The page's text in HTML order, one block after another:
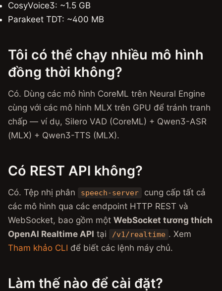
CosyVoice3: ~1.5 GB
Parakeet TDT: ~400 MB
Tôi có thể chạy nhiều mô hình
đồng thời không?
Có. Dùng các mô hình CoreML trên Neural Engine
cùng với các mô hình MLX trên GPU để tránh tranh
chấp — ví dụ, Silero VAD (CoreML) + Qwen3-ASR
(MLX) + Qwen3-TTS (MLX).
Có REST API không?
Có. Tệp nhị phân speech-server
cung cấp tất cả
các mô hình qua các endpoint HTTP REST và
WebSocket, bao gồm một WebSocket tương thích
OpenAI Realtime API tại /v1/realtime . Xem
Tham khảo CLI để biết các lệnh máy chủ.
Làm thế nào để cài đặt?